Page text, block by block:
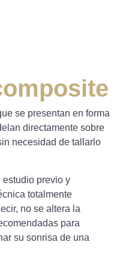
se presentan en forma
directamente sobre
necesidad de tallarlo
estudio previo y
totalmente
no se altera la
para
su sonrisa de una